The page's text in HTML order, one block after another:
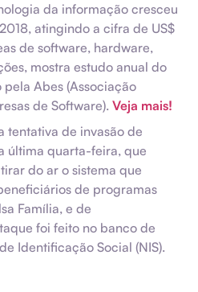
da informação cresceu
atingindo a cifra de US$
de software, hardware,
mostra estudo anual do
Abes (Associação
de Software).​​​​​​​ Veja mais!
tentativa de invasão de
última quarta-feira, que
do ar o sistema que
de programas
Família, e de
foi feito no banco de
Identificação Social (NIS).